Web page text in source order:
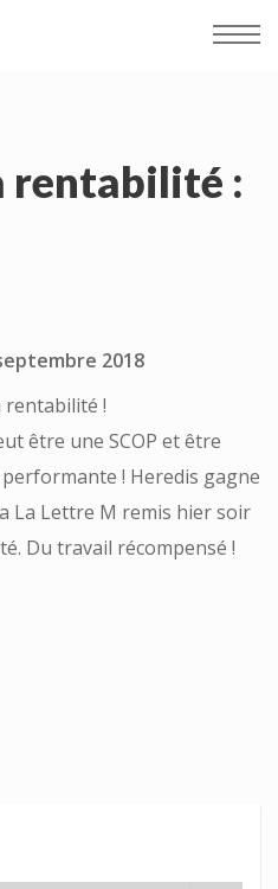
rentabilité :
2018
rentabilité !
être une SCOP et être
! Heredis gagne
La Lettre M remis hier soir
Du travail récompensé !